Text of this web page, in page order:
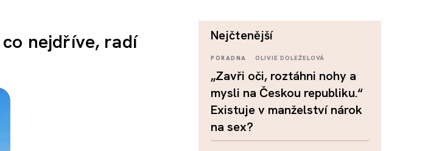
nejdříve, radí
nejčtenější
PORADNA OLIVIE DOLEŽELOVÁ
„Zavři oči, roztáhni nohy a
mysli na Českou republiku.“
Existuje v manželství nárok
na sex?